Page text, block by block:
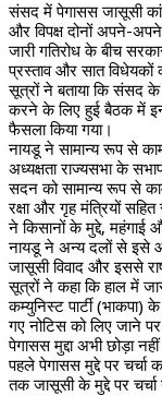
संसद में पेगासस जासूसी
और विपक्ष दोनों अपने-
जारी गतिरोध के बीच
प्रस्ताव और सात
सूत्रों ने बताया कि संसद
करने के लिए हुई बैठक में
फैसला किया गया।
नायडू ने सामान्य रूप से
अध्यक्षता राज्यसभा के
सदन को सामान्य रूप से
रक्षा और गृह मंत्रियों
ने किसानों के मुद्दे, महंगाई
नायडू ने अन्य दलों से इसे
जासूसी विवाद और इससे
सूत्रों ने कहा कि हाल में
कम्युनिस्ट पार्टी (भाकपा)
गए नोटिस को लिए जाने
पेगासस मुद्दा अभी छोड़ा
पहले पेगासस मुद्दे पर चर्चा
तक जासूसी के मुद्दे पर